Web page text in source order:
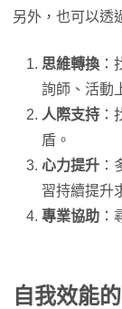
另外，也可以透
思維轉換
詢師、活動
人際支持
盾。
心力提升
習持續提升
專業協助 ：
自我效能